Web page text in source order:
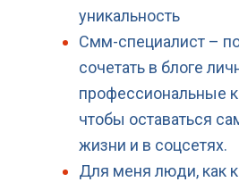
уникальность
Смм-специалист –
сочетать в блоге
профессиональные
чтобы оставаться
жизни и в соцсетях.
Для меня люди, как